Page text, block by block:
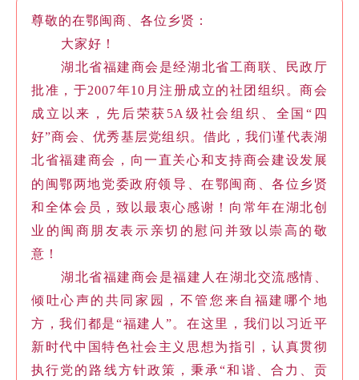
尊敬的在鄂闽商、各位乡贤：
大家好！
湖北省福建商会是经湖北省工商联、民政厅
批准，于2007年10月注册成立的社团组织。商会
成立以来，先后荣获5A级社会组织、全国“四
好”商会、优秀基层党组织。借此，我们谨代表湖
北省福建商会，向一直关心和支持商会建设发展
的闽鄂两地党委政府领导
、在鄂闽商、各位乡贤
和全体会员，致以最衷心感谢！向常年在湖北创
业的闽商朋友表示亲切的慰问并致以崇高的敬
意！
湖北省福建商会是福建人在湖北交流感情、
倾吐心声的共同家园，不管您来自福建哪个地
方，我们都是“福建人”。在这里，我们以习近平
新时代中国特色社会主义思想为指引，认真贯彻
执行党的路线方针政策，秉承“和谐、合力、贡